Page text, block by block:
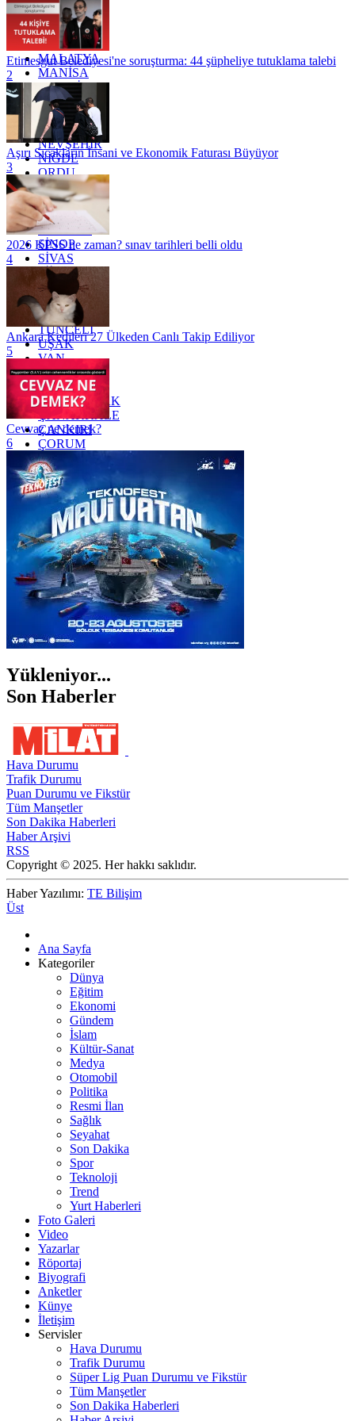
KONYA
KÜTAHYA
KİLİS
MALATYA
MANİSA
MARDİN
MERSİN
MUĞLA
MUŞ
NEVŞEHİR
NİĞDE
ORDU
OSMANİYE
RİZE
SAKARYA
SAMSUN
SİNOP
SİVAS
SİİRT
TEKİRDAĞ
TOKAT
TRABZON
TUNCELİ
UŞAK
VAN
YALOVA
YOZGAT
ZONGULDAK
ÇANAKKALE
ÇANKIRI
ÇORUM
İSTANBUL
İZMİR
ŞANLIURFA
ŞIRNAK
Etimesgut Belediyesi'ne soruşturma: 44 şüpheliye tutuklama talebi
2
Aşırı Sıcakların İnsani ve Ekonomik Faturası Büyüyor
3
2026 KPSS ne zaman? sınav tarihleri belli oldu
4
Ankara Kedileri 27 Ülkeden Canlı Takip Ediliyor
5
Cevvaz ne demek?
6
Yükleniyor...
Son Haberler
Hava Durumu
Trafik Durumu
Puan Durumu ve Fikstür
Tüm Manşetler
Son Dakika Haberleri
Haber Arşivi
RSS
Copyright © 2025. Her hakkı saklıdır.
Haber Yazılımı: TE Bilişim
Üst
Ana Sayfa
Kategoriler
Dünya
Eğitim
Ekonomi
Gündem
İslam
Kültür-Sanat
Medya
Otomobil
Politika
Resmi İlan
Sağlık
Seyahat
Son Dakika
Spor
Teknoloji
Trend
Yurt Haberleri
Foto Galeri
Video
Yazarlar
Röportaj
Biyografi
Anketler
Künye
İletişim
Servisler
Hava Durumu
Trafik Durumu
Süper Lig Puan Durumu ve Fikstür
Tüm Manşetler
Son Dakika Haberleri